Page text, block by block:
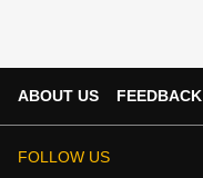
ABOUT US FEEDBACK
FOLLOW US